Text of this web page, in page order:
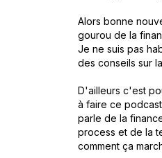
Alors bonne
gourou de la
Je ne suis pas
des conseils sur
D'ailleurs c'est
à faire ce
parle de la
process et de la
comment ça